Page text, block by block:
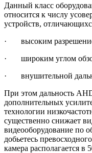
Данный класс
относится к числу
устройств,
· высоким
· широким углом
· внушительной
При этом дальность
дополнительных
технологии
существенно снижает
видеооборудование по
добьетесь
камера располагается в